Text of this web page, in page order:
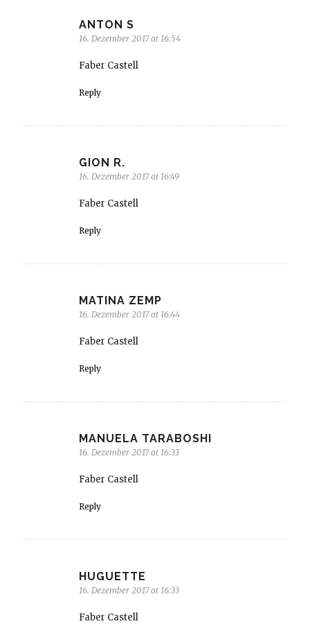
ANTON S
16. Dezember 2017 at 16:54
Faber Castell
Reply
GION R.
16. Dezember 2017 at 16:49
Faber Castell
Reply
MATINA ZEMP
16. Dezember 2017 at 16:44
Faber Castell
Reply
MANUELA TARABOSHI
16. Dezember 2017 at 16:33
Faber Castell
Reply
HUGUETTE
16. Dezember 2017 at 16:33
Faber Castell